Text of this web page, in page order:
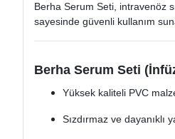
Berha Serum Seti, intravenöz
sayesinde güvenli kullanım
Berha Serum Seti
Yüksek kaliteli PVC
Sızdırmaz ve dayanıklı